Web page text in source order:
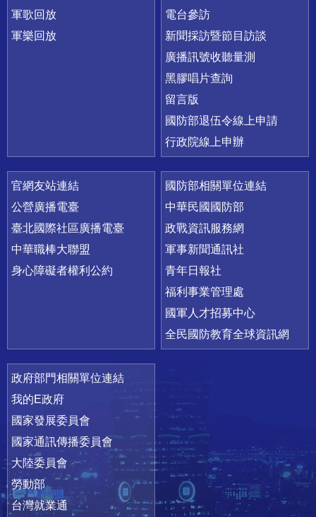
軍歌回放
軍樂回放
電台參訪
新聞採訪暨節目訪談
廣播訊號收聽量測
黑膠唱片查詢
留言版
國防部退伍令線上申請
行政院線上申辦
官網友站連結
公營廣播電臺
臺北國際社區廣播電臺
中華職棒大聯盟
身心障礙者權利公約
國防部相關單位連結
中華民國國防部
政戰資訊服務網
軍事新聞通訊社
青年日報社
福利事業管理處
國軍人才招募中心
全民國防教育全球資訊網
政府部門相關單位連結
我的E政府
國家發展委員會
國家通訊傳播委員會
大陸委員會
勞動部
台灣就業通